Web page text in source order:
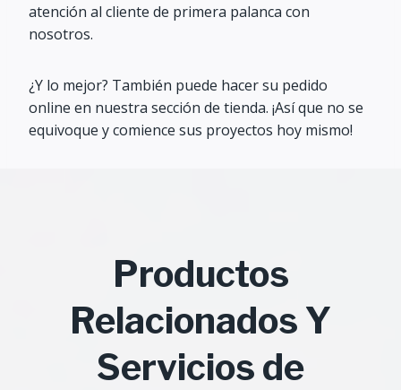
atención al cliente de primera palanca con
nosotros.
¿Y lo mejor? También puede hacer su pedido
online en nuestra sección de tienda. ¡Así que no se
equivoque y comience sus proyectos hoy mismo!
Productos
Relacionados Y
Servicios de